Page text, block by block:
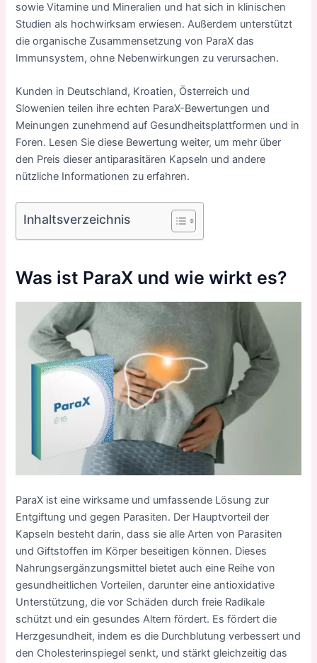
sowie Vitamine und Mineralien und hat sich in klinischen
Studien als hochwirksam erwiesen. Außerdem unterstützt
die organische Zusammensetzung von ParaX das
Immunsystem, ohne Nebenwirkungen zu verursachen.
Kunden in Deutschland, Kroatien, Österreich und
Slowenien teilen ihre echten ParaX-Bewertungen und
Meinungen zunehmend auf Gesundheitsplattformen und in
Foren. Lesen Sie diese Bewertung weiter, um mehr über
den Preis dieser antiparasitären Kapseln und andere
nützliche Informationen zu erfahren.
Inhaltsverzeichnis
Was ist ParaX und wie wirkt es?
ParaX ist eine wirksame und umfassende Lösung zur
Entgiftung und gegen Parasiten. Der Hauptvorteil der
Kapseln besteht darin, dass sie alle Arten von Parasiten
und Giftstoffen im Körper beseitigen können. Dieses
Nahrungsergänzungsmittel bietet auch eine Reihe von
gesundheitlichen Vorteilen, darunter eine antioxidative
Unterstützung, die vor Schäden durch freie Radikale
schützt und ein gesundes Altern fördert. Es fördert die
Herzgesundheit, indem es die Durchblutung verbessert und
den Cholesterinspiegel senkt, und stärkt gleichzeitig das